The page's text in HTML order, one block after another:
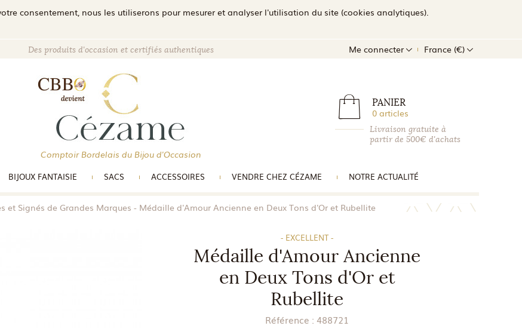
consentement, nous les utiliserons pour mesurer et analyser l'utilisation du site (cookies analytiques).
Des produits d'occasion et certifiés authentiques Me connecter France (€)
PANIER
0 articles
Livraison gratuite à
partir de 500€ d'achats
Comptoir Bordelais du Bijou d'Occasion
BIJOUX FANTAISIE SACS ACCESSOIRES VENDRE CHEZ CÉZAME NOTRE ACTUALITÉ
et Signés de Grandes Marques Médaille d'Amour Ancienne en Deux Tons d'Or et Rubellite
- EXCELLENT -
Médaille d'Amour Ancienne
en Deux Tons d'Or et
Rubellite
Référence : 488721